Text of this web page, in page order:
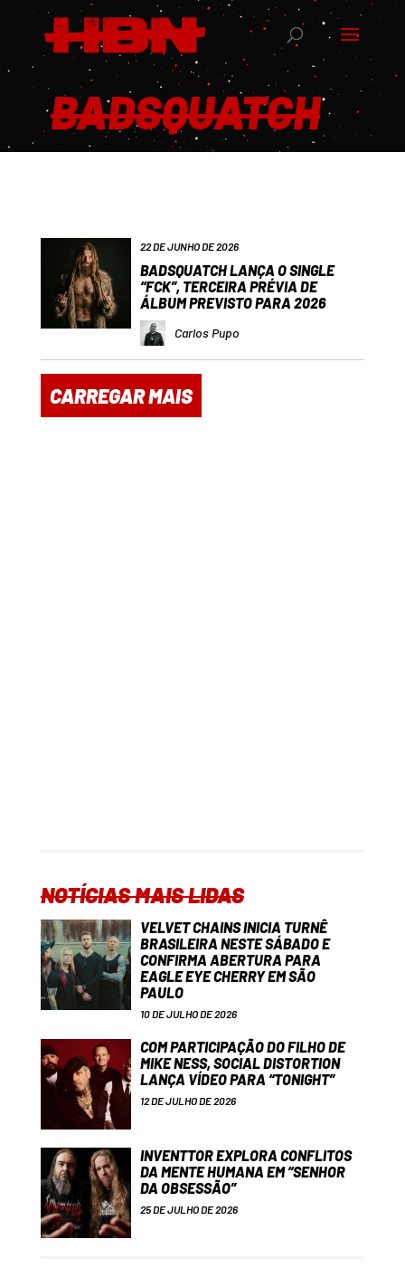
BADSQUATCH
22 DE JUNHO DE 2026
BADSQUATCH LANÇA O SINGLE
“FCK”, TERCEIRA PRÉVIA DE
ÁLBUM PREVISTO PARA 2026
Carlos Pupo
CARREGAR MAIS
NOTÍCIAS MAIS LIDAS
VELVET CHAINS INICIA TURNÊ
BRASILEIRA NESTE SÁBADO E
CONFIRMA ABERTURA PARA
EAGLE EYE CHERRY EM SÃO
PAULO
10 DE JULHO DE 2026
COM PARTICIPAÇÃO DO FILHO DE
MIKE NESS, SOCIAL DISTORTION
LANÇA VÍDEO PARA “TONIGHT”
12 DE JULHO DE 2026
INVENTTOR EXPLORA CONFLITOS
DA MENTE HUMANA EM “SENHOR
DA OBSESSÃO”
25 DE JULHO DE 2026